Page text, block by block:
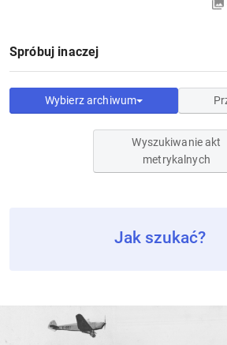
Spróbuj inaczej
Wybierz archiwum
Wyszukiwanie akt
metrykalnych
Jak szukać?